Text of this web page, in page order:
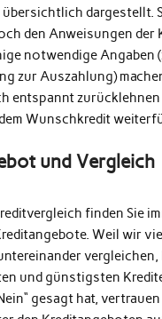
dargestellt.
den Anweisungen der
notwendige Angaben
zur Auszahlung)
entspannt
Wunschkredit
und Vergleich
finden Sie
Weil wir
vergleichen,
und günstigsten
gesagt hat,